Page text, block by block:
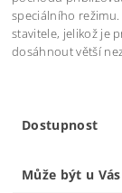
speciálního
stavitele, jelikož je
dosáhnout větší
Dostupnost
Může být u